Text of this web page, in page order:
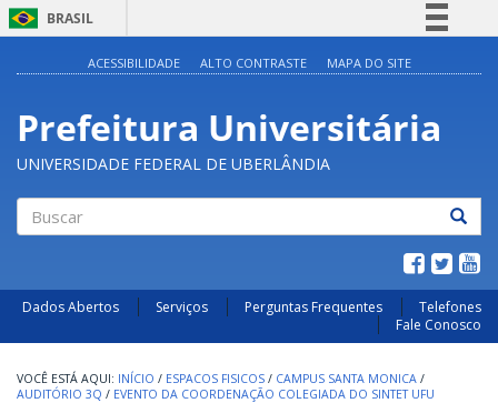
BRASIL
Participe
Acesso à informação
ACESSIBILIDADE ALTO CONTRASTE MAPA DO SITE
Prefeitura Universitária
UNIVERSIDADE FEDERAL DE UBERLÂNDIA
Dados Abertos Serviços Perguntas Frequentes
Telefones
Fale Conosco
INÍCIO / ESPACOS FISICOS / CAMPUS SANTA MONICA /
AUDITÓRIO 3Q / EVENTO DA COORDENAÇÃO COLEGIADA DO SINTET UFU